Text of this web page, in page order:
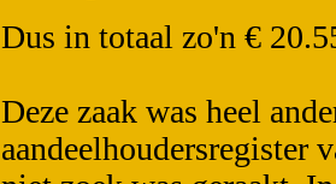
Dus in totaal zo'n €
Deze zaak was heel
aandeelhoudersregister